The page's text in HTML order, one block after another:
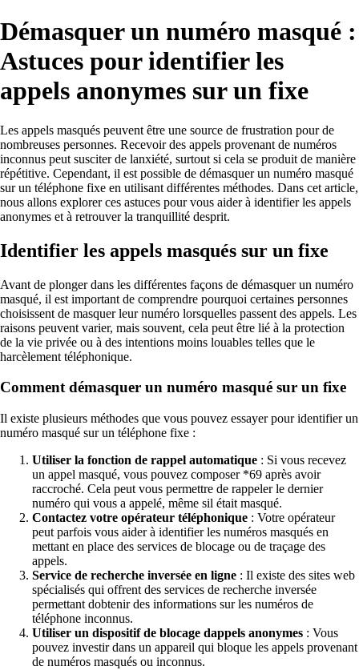
Démasquer un numéro masqué :
Astuces pour identifier les
appels anonymes sur un fixe
Les appels masqués peuvent être une source de frustration pour de
nombreuses personnes. Recevoir des appels provenant de numéros
inconnus peut susciter de lanxiété, surtout si cela se produit de manière
répétitive. Cependant, il est possible de démasquer un numéro masqué
sur un téléphone fixe en utilisant différentes méthodes. Dans cet article,
nous allons explorer ces astuces pour vous aider à identifier les appels
anonymes et à retrouver la tranquillité desprit.
Identifier les appels masqués sur un fixe
Avant de plonger dans les différentes façons de démasquer un numéro
masqué, il est important de comprendre pourquoi certaines personnes
choisissent de masquer leur numéro lorsquelles passent des appels. Les
raisons peuvent varier, mais souvent, cela peut être lié à la protection
de la vie privée ou à des intentions moins louables telles que le
harcèlement téléphonique.
Comment démasquer un numéro masqué sur un fixe
Il existe plusieurs méthodes que vous pouvez essayer pour identifier un
numéro masqué sur un téléphone fixe :
Utiliser la fonction de rappel automatique : Si vous recevez
un appel masqué, vous pouvez composer *69 après avoir
raccroché. Cela peut vous permettre de rappeler le dernier
numéro qui vous a appelé, même sil était masqué.
Contactez votre opérateur téléphonique : Votre opérateur
peut parfois vous aider à identifier les numéros masqués en
mettant en place des services de blocage ou de traçage des
appels.
Service de recherche inversée en ligne : Il existe des sites web
spécialisés qui offrent des services de recherche inversée
permettant dobtenir des informations sur les numéros de
téléphone inconnus.
Utiliser un dispositif de blocage dappels anonymes : Vous
pouvez investir dans un appareil qui bloque les appels provenant
de numéros masqués ou inconnus.